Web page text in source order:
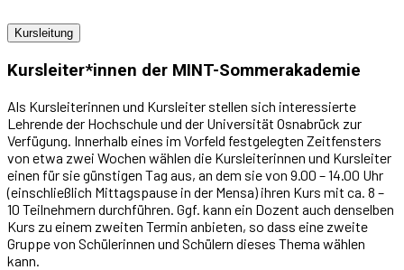
Kursleitung
Kursleiter*innen der MINT-Sommerakademie
Als Kursleiterinnen und Kursleiter stellen sich interessierte
Lehrende der Hochschule und der Universität Osnabrück zur
Verfügung. Innerhalb eines im Vorfeld festgelegten Zeitfensters
von etwa zwei Wochen wählen die Kursleiterinnen und Kursleiter
einen für sie günstigen Tag aus, an dem sie von 9.00 – 14.00 Uhr
(einschließlich Mittagspause in der Mensa) ihren Kurs mit ca. 8 –
10 Teilnehmern durchführen. Ggf. kann ein Dozent auch denselben
Kurs zu einem zweiten Termin anbieten, so dass eine zweite
Gruppe von Schülerinnen und Schülern dieses Thema wählen
kann.